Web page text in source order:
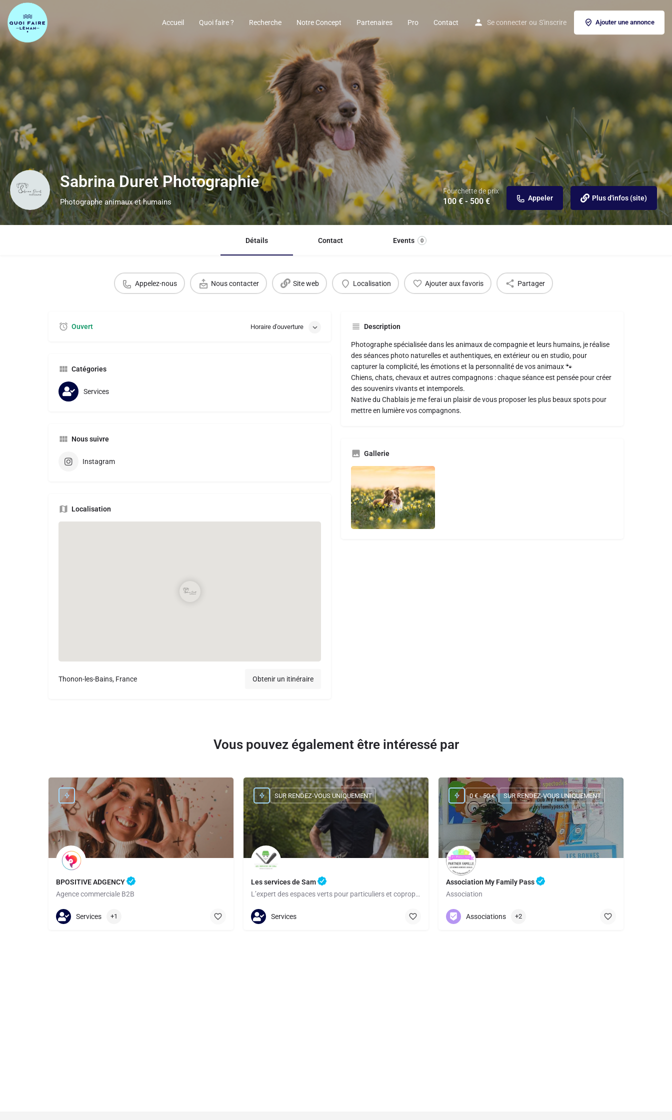
Accueil Quoi faire ? Recherche Notre Concept Partenaires Pro Contact Se connecter ou S'inscrire Ajouter une annonce
Sabrina Duret Photographie
Photographe animaux et humains
Fourchette de prix
100 € - 500 € Appeler Plus d'infos (site)
Détails Contact Events 0
Appelez-nous Nous contacter Site web Localisation Ajouter aux favoris Partager
Ouvert Horaire d'ouverture Description
Photographe spécialisée dans les animaux de compagnie et leurs humains, je réalise
des séances photo naturelles et authentiques, en extérieur ou en studio, pour
capturer la complicité, les émotions et la personnalité de vos animaux 🐾
Chiens, chats, chevaux et autres compagnons : chaque séance est pensée pour créer
des souvenirs vivants et intemporels.
Native du Chablais je me ferai un plaisir de vous proposer les plus beaux spots pour
mettre en lumière vos compagnons.
Catégories
Services
Nous suivre
Instagram
Gallerie
Localisation
Thonon-les-Bains, France Obtenir un itinéraire
Vous pouvez également être intéressé par
BPOSITIVE ADGENCY
Agence commerciale B2B
0450762630
Services +1
Les services de Sam
L’expert des espaces verts pour particuliers et copropriétés
0754237217
SUR RENDEZ-VOUS UNIQUEMENT
Services
Association My Family Pass
Association
0216468117
0 € - 50 € SUR RENDEZ-VOUS UNIQUEMENT
Associations +2